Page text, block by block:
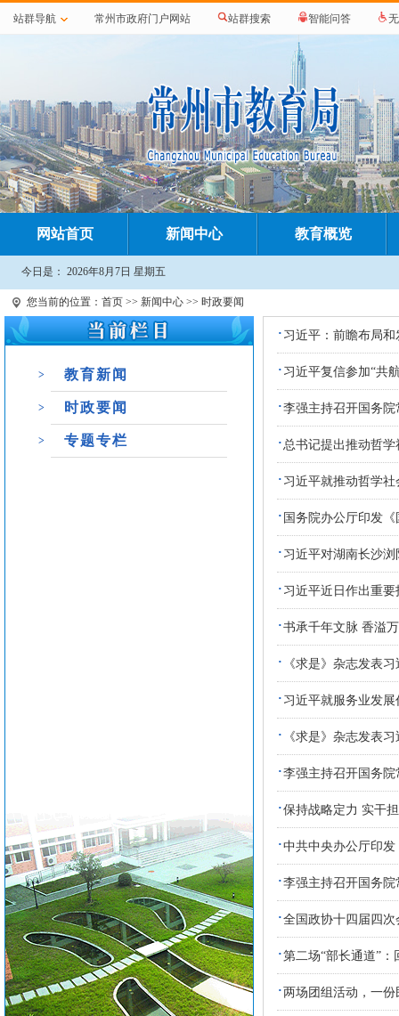
站群导航 常州市政府门户网站 站群搜索 智能问答
网站首页 新闻中心 教育概览
今日是： 2026年8月7日 星期五
您当前的位置： 首页 >> 新闻中心 >> 时政要闻
> 教育新闻
> 时政要闻
> 专题专栏
· 习近平：前瞻布局
· 习近平复信参加“共
·李强主持召开国务
·总书记提出推动哲
· 习近平就推动哲学
· 国务院办公厅印发
· 习近平对湖南长沙
· 习近平近日作出重
·书承千年文脉 香溢
· 《求是》杂志发表
· 习近平就服务业发
· 《求是》杂志发表
·李强主持召开国务
·保持战略定力 实干
·中共中央办公厅印
·李强主持召开国务
·全国政协十四届四
·第二场“部长通道”
· 两场团组活动，一份